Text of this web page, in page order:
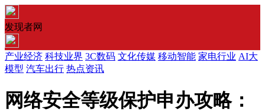
发现者网
产业经济 科技业界 3C数码 文化传媒 移动智能 家电行业 AI大
模型 汽车出行 热点资讯
网络安全等级保护申办攻略：